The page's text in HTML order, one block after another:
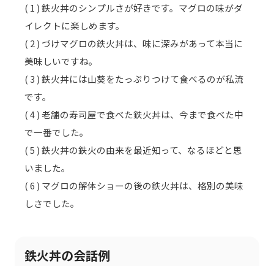
( 1 ) 鉄火丼のシンプルさが好きです。マグロの味がダ
イレクトに楽しめます。
( 2 ) づけマグロの鉄火丼は、味に深みがあって本当に
美味しいですね。
( 3 ) 鉄火丼には山葵をたっぷりつけて食べるのが私流
です。
( 4 ) 老舗の寿司屋で食べた鉄火丼は、今まで食べた中
で一番でした。
( 5 ) 鉄火丼の鉄火の由来を最近知って、なるほどと思
いました。
( 6 ) マグロの解体ショーの後の鉄火丼は、格別の美味
しさでした。
鉄火丼の会話例